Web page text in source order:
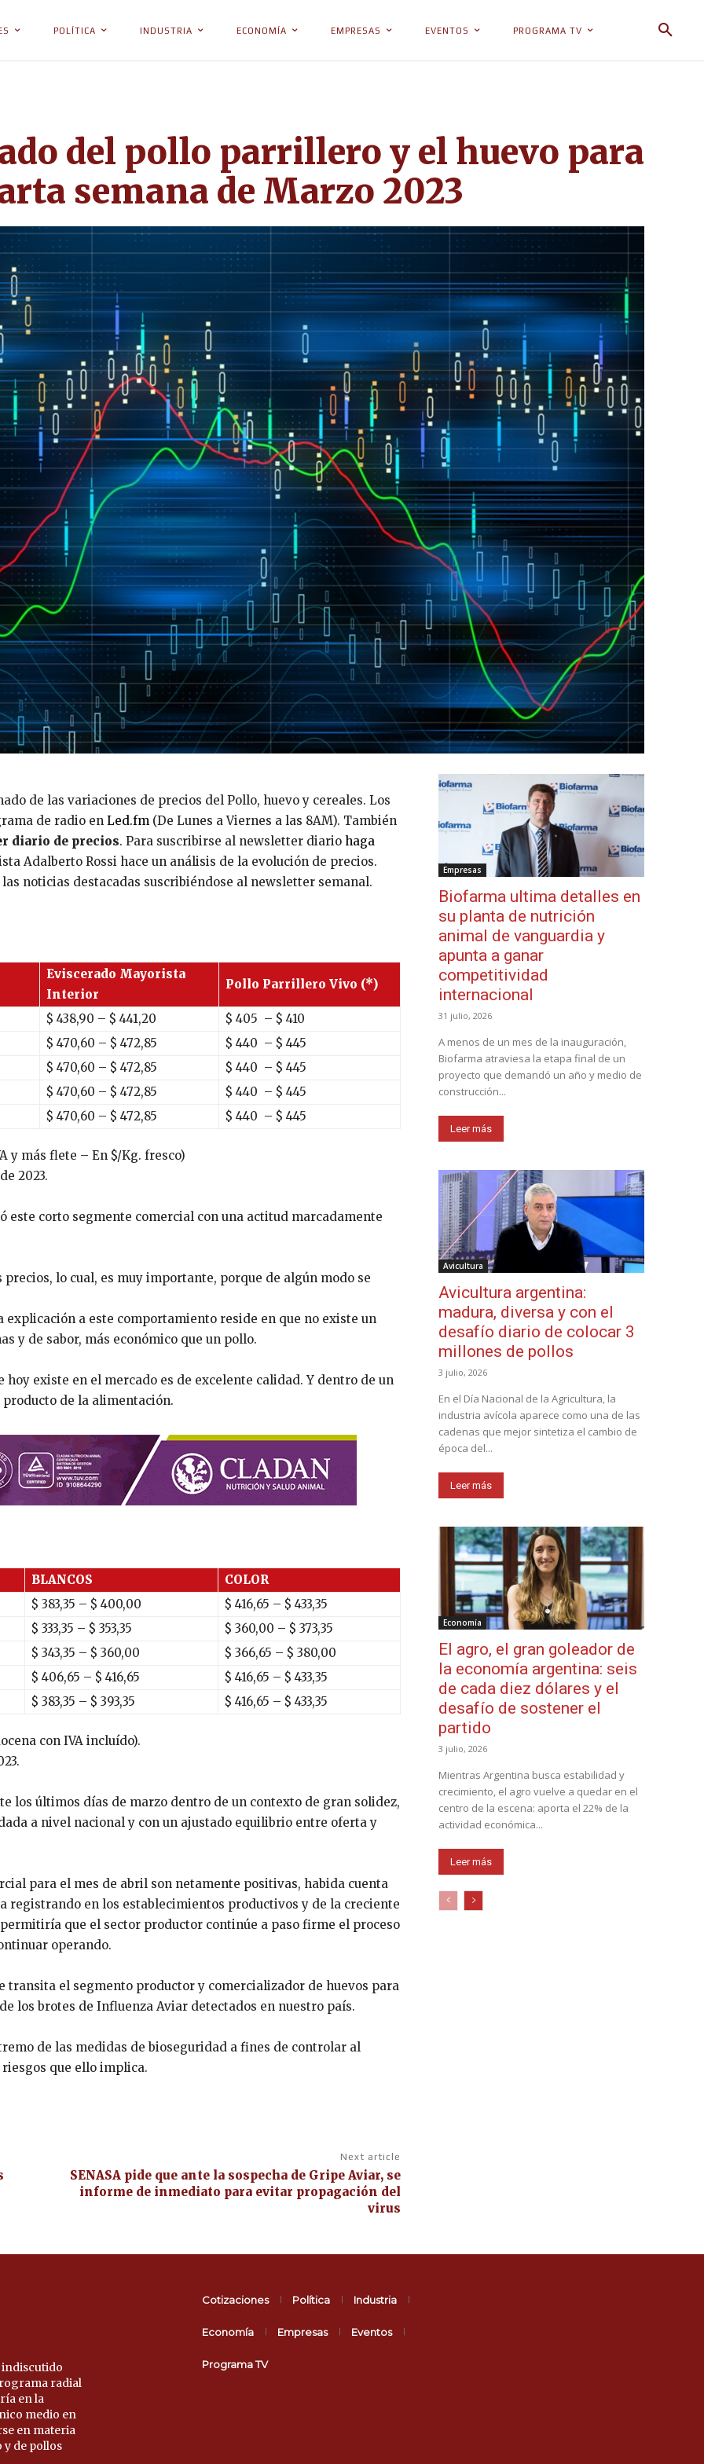
POLÍTICA INDUSTRIA ECONOMÍA EMPRESAS EVENTOS PROGRAMA TV
del pollo parrillero y el huevo para
semana de Marzo 2023
de las variaciones de precios del Pollo, huevo y cereales. Los
de radio en Led.fm (De Lunes a Viernes a las 8AM). También
diario de precios. Para suscribirse al newsletter diario haga
Adalberto Rossi hace un análisis de la evolución de precios.
noticias destacadas suscribiéndose al newsletter semanal.
Eviscerado Mayorista
Interior
Pollo Parrillero Vivo (*)
$ 438,90 – $ 441,20 $ 405 – $ 410
$ 470,60 – $ 472,85 $ 440 – $ 445
$ 470,60 – $ 472,85 $ 440 – $ 445
$ 470,60 – $ 472,85 $ 440 – $ 445
$ 470,60 – $ 472,85 $ 440 – $ 445
y más flete – En $/Kg. fresco)
2023.
corto segmente comercial con una actitud marcadamente
lo cual, es muy importante, porque de algún modo se
explicación a este comportamiento reside en que no existe un
y de sabor, más económico que un pollo.
existe en el mercado es de excelente calidad. Y dentro de un
de la alimentación.
BLANCOS
COLOR
$ 383,35 – $ 400,00 $ 416,65 – $ 433,35
$ 333,35 – $ 353,35
$ 360,00 – $ 373,35
$ 343,35 – $ 360,00
$ 366,65 – $ 380,00
$ 406,65 – $ 416,65
$ 416,65 – $ 433,35
$ 383,35 – $ 393,35
$ 416,65 – $ 433,35
con IVA incluído).
los últimos días de marzo dentro de un contexto de gran solidez,
a nivel nacional y con un ajustado equilibrio entre oferta y
para el mes de abril son netamente positivas, habida cuenta
registrando en los establecimientos productivos y de la creciente
que el sector productor continúe a paso firme el proceso
operando.
transita el segmento productor y comercializador de huevos para
los brotes de Influenza Aviar detectados en nuestro país.
de las medidas de bioseguridad a fines de controlar al
que ello implica.
Next article
SENASA pide que ante la sospecha de Gripe Aviar, se
informe de inmediato para evitar propagación del
virus
Empresas
Biofarma ultima detalles en
su planta de nutrición
animal de vanguardia y
apunta a ganar
competitividad
internacional
31 julio, 2026
A menos de un mes de la inauguración,
Biofarma atraviesa la etapa final de un
proyecto que demandó un año y medio de
construcción...
Leer más
Avicultura
Avicultura argentina:
madura, diversa y con el
desafío diario de colocar 3
millones de pollos
3 julio, 2026
En el Día Nacional de la Agricultura, la
industria avícola aparece como una de las
cadenas que mejor sintetiza el cambio de
época del...
Leer más
Economía
El agro, el gran goleador de
la economía argentina: seis
de cada diez dólares y el
desafío de sostener el
partido
3 julio, 2026
Mientras Argentina busca estabilidad y
crecimiento, el agro vuelve a quedar en el
centro de la escena: aporta el 22% de la
actividad económica...
Leer más
indiscutido
radial
en la
medio en
en materia
y de pollos
Cotizaciones Política Industria
Economía Empresas Eventos
Programa TV